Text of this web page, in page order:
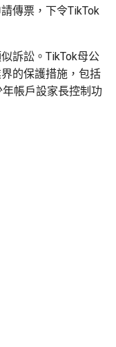
傳票，下令TikTok
訴訟。TikTok母公
的保護措施，包括
帳戶設家長控制功
WhatsApp